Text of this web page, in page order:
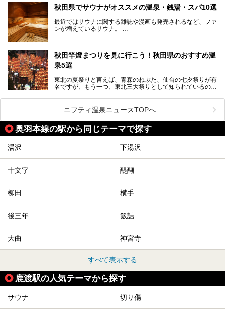
げ」など、全国的に有名な催しも多い秋田県。観光旅行にも
役立つ、県内のおすすめスーパー銭湯＆立ち寄り湯情報をご
紹介します。
岩盤浴入り放題なのに1泊3,500円からと破格の安さ！
観光にも便利な「天然温泉 ホテルこまち」の魅力をたっぷ
りお届けします。
秋田県でサウナがオススメの温泉・銭湯・スパ10選
最近ではサウナに関する雑誌や漫画も発売されるなど、ファ
ンが増えているサウナ。
こだわりを持つ施設も増えています。
今回はそんな今話題のサウナが楽しめる、秋田県内にあるオ
ススメ温泉・銭湯・スパを10件まとめてご紹介します。
秋田竿燈まつりを見に行こう！秋田県のおすすめ温
泉5選
東北の夏祭りと言えば、青森のねぶた、仙台の七夕祭りが有
名ですが、もう一つ、東北三大祭りとして知られているのが
毎年8月3日から6日に行われる「秋田竿燈まつり」は、たく
さんの提灯をぶらさげた大きな竿燈を「ドッコイショ」の掛
け声にあわせて秋田駅周辺を練り歩きます。
竿燈の数は230本、１万個の提灯がまるで天の川のように連
なり、秋田の夜を照らします。
竿燈まつりを見た後は、秋田の温泉で骨休め。秋田美人を生
ニフティ温泉ニュースTOPへ
奥羽本線の駅から同じテーマで探す
湯沢 下湯沢
十文字 醍醐
柳田 横手
後三年 飯詰
大曲 神宮寺
すべて表示する
鹿渡駅の人気テーマから探す
サウナ 切り傷